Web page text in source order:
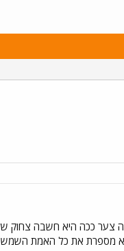
ככה היא חשבה צחוק
את כל האמת השמש